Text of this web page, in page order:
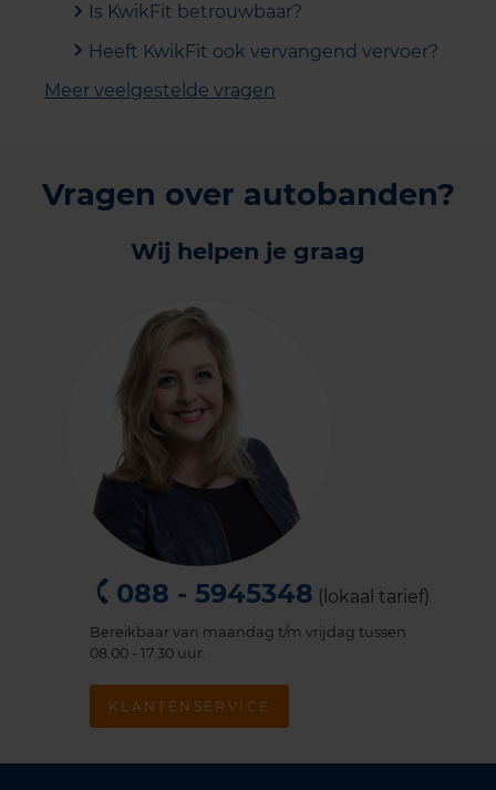
Is KwikFit betrouwbaar?
Heeft KwikFit ook vervangend vervoer?
Meer veelgestelde vragen
Vragen over autobanden?
Wij helpen je graag
088 - 5945348 (lokaal tarief)
Bereikbaar van maandag t/m vrijdag tussen
08.00 - 17.30 uur.
KLANTENSERVICE